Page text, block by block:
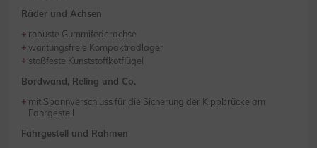
Räder und Achsen
robuste Gummifederachse
wartungsfreie Kompaktradlager
stoßfeste Kunststoffkotflügel
Bordwand, Reling und Co.
mit Spannverschluss für die Sicherung der Kippbrücke am
Fahrgestell
Fahrgestell und Rahmen